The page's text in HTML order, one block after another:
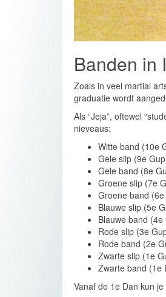
Banden in
Zoals in veel martial
graduatie wordt
Als “Jeja”, oftewel
nieveaus:
Witte band (10e
Gele slip (9e
Gele band (8e
Groene slip (7e
Groene band
Blauwe slip (5e
Blauwe band (4e
Rode slip (3e
Rode band (2e
Zwarte slip (1e
Zwarte band (1e
Vanaf de 1e Dan kun